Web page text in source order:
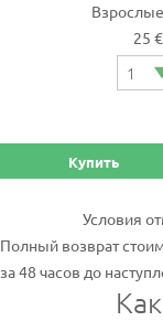
25 €
Купить
Условия
Полный возврат
за 48 часов до